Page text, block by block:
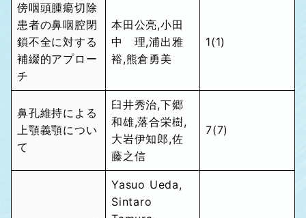
傍咽頭腫瘍切除
患者の鼻咽腔閉
鎖不全に対する
補綴的アプロー
チ
本田公亮,小田
中 理,浦出雅
裕,熊倉勇美
1(1)
鼻孔維持による
上顎義顎につい
て
臼井秀治,下郷
和雄,落合栄樹,
大岩伊知郎,佐
藤之信
7(7)
Yasuo Ueda,
Sintaro